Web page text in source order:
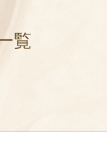
覧